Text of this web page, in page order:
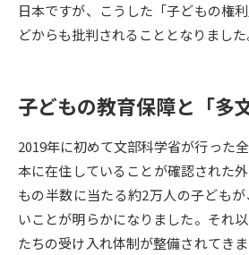
デジタルパンフレット 進路の
（高3生用）
（高2
オープンキャンパスなどを調べる
オープンキャンパス検索 実施
日本ですが、こうした「子どもの権
どからも批判されることとなりました
子どもの教育保障と「多
2019年に初めて文部科学省が行った
本に在住していることが確認された
もの半数に当たる約2万人の子ども
いことが明らかになりました。それ
たちの受け入れ体制が整備されてき